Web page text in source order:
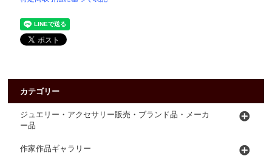
カテゴリー
ジュエリー・アクセサリー販売・ブランド品・メーカ
ー品
作家作品ギャラリー